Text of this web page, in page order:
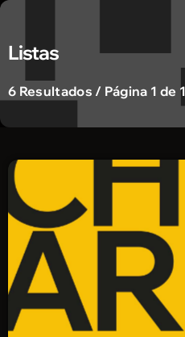
Listas
6 Resultados / Página 1 de 1